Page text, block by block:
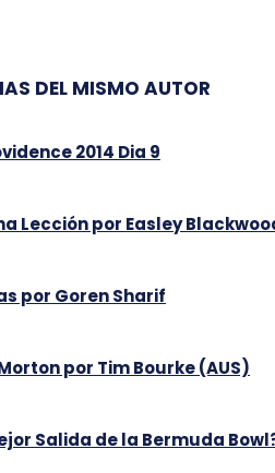
DEL MISMO AUTOR
2014 Dia 9
Lección por Easley
por Goren Sharif
por Tim Bourke (AUS)
Salida de la Bermuda